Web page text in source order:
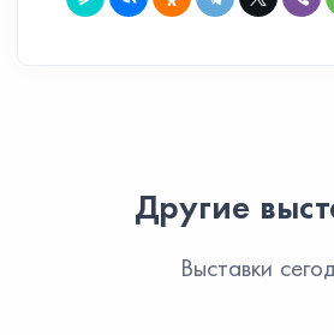
Другие
Выставки